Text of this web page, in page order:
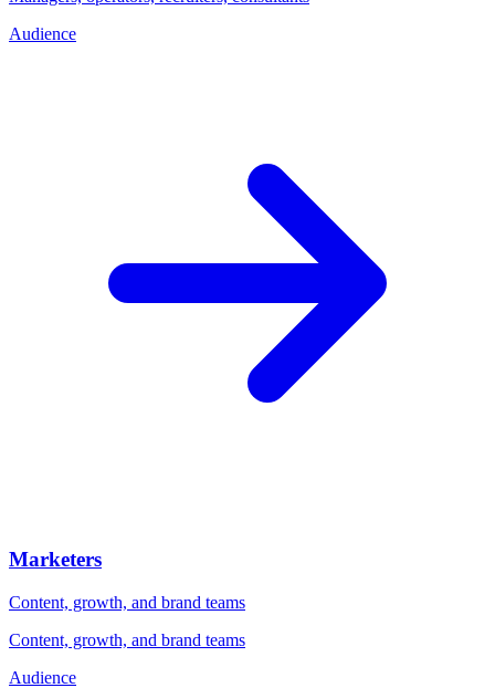
Audience
Marketers
Content, growth, and brand teams
Content, growth, and brand teams
Audience